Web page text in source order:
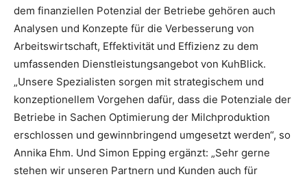
dem finanziellen Potenzial der Betriebe gehören auch
Analysen und Konzepte für die Verbesserung von
Arbeitswirtschaft, Effektivität und Effizienz zu dem
umfassenden Dienstleistungsangebot von KuhBlick.
„Unsere Spezialisten sorgen mit strategischem und
konzeptionellem Vorgehen dafür, dass die Potenziale der
Betriebe in Sachen Optimierung der Milchproduktion
erschlossen und gewinnbringend umgesetzt werden“, so
Annika Ehm. Und Simon Epping ergänzt: „Sehr gerne
stehen wir unseren Partnern und Kunden auch für